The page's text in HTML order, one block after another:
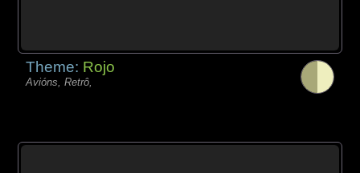
Theme: Rojo
Avións, Retrô,